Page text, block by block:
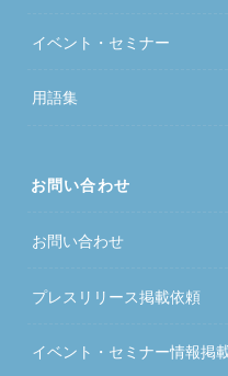
イベント・セミナー
用語集
お問い合わせ
お問い合わせ
プレスリリース掲載依頼
イベント・セミナー情報掲